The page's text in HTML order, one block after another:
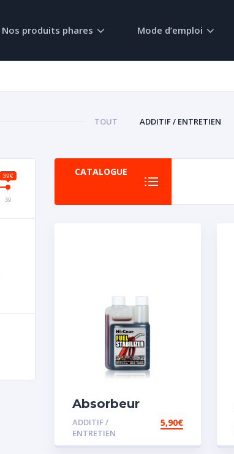
Nos produits phares Mode d’emploi
TOUT ADDITIF / ENTRETIEN
39€
39
CATALOGUE
Absorbeur
disperssant
d’eau pour
carburant
ADDITIF /
ENTRETIEN
5,90€